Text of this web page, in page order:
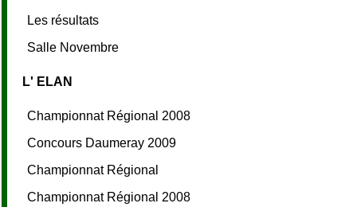
Les résultats
Salle Novembre
L' ELAN
Championnat Régional 2008
Concours Daumeray 2009
Championnat Régional
Championnat Régional 2008